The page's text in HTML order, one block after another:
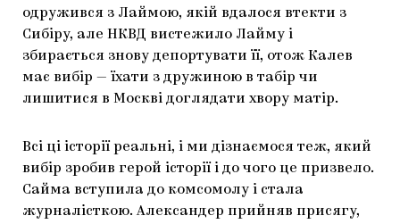
одружився з Лаймою, якій вдалося втекти з
Сибіру, але НКВД вистежило Лайму і
збирається знову депортувати її, отож Калев
має вибір — їхати з дружиною в табір чи
лишитися в Москві доглядати хвору матір.
Всі ці історії реальні, і ми дізнаємося теж, який
вибір зробив герой історії і до чого це призвело.
Сайма вступила до комсомолу і стала
журналісткою. Александер прийняв присягу,